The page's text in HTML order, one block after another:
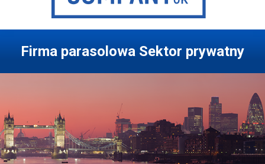
Firma parasolowa Sektor prywatny